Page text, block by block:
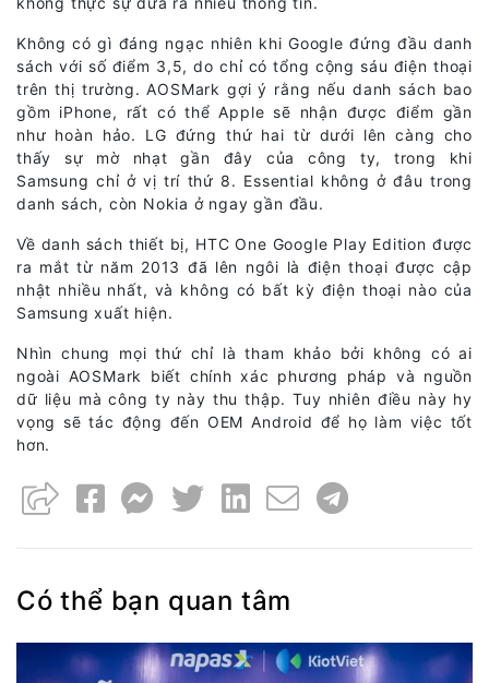
Không có gì đáng ngạc nhiên khi Google đứng đầu danh
sách với số điểm 3,5, do chỉ có tổng cộng sáu điện thoại
trên thị trường. AOSMark gợi ý rằng nếu danh sách bao
gồm iPhone, rất có thể Apple sẽ nhận được điểm gần
như hoàn hảo. LG đứng thứ hai từ dưới lên càng cho
thấy sự mờ nhạt gần đây của công ty, trong khi
Samsung chỉ ở vị trí thứ 8. Essential không ở đâu trong
danh sách, còn Nokia ở ngay gần đầu.
Về danh sách thiết bị, HTC One Google Play Edition được
ra mắt từ năm 2013 đã lên ngôi là điện thoại được cập
nhật nhiều nhất, và không có bất kỳ điện thoại nào của
Samsung xuất hiện.
Nhìn chung mọi thứ chỉ là tham khảo bởi không có ai
ngoài AOSMark biết chính xác phương pháp và nguồn
dữ liệu mà công ty này thu thập. Tuy nhiên điều này hy
vọng sẽ tác động đến OEM Android để họ làm việc tốt
hơn.
Có thể bạn quan tâm